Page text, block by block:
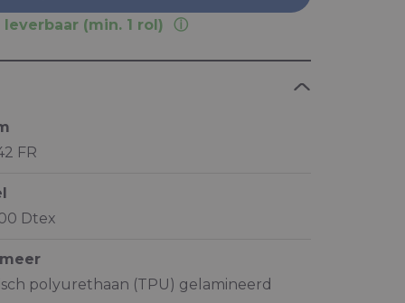
(min. 1 rol)
FR
Dtex
polyurethaan (TPU) gelamineerd